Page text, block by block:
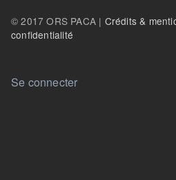
© 2017 ORS PACA | Crédits &
confidentialité
User account menu
Se connecter